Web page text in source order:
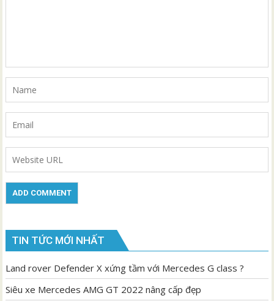
TIN TỨC MỚI NHẤT
Land rover Defender X xứng tầm với Mercedes G class ?
Siêu xe Mercedes AMG GT 2022 nâng cấp đẹp